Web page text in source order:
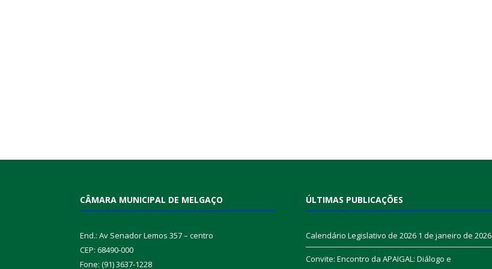
CÂMARA MUNICIPAL DE MELGAÇO
End.: Av Senador Lemos 357 – centro
CEP: 68490-000
Fone: (91) 3637-1228
ÚLTIMAS PUBLICAÇÕES
Calendário Legislativo de 2026 1 de janeiro de 2026
Convite: Encontro da APAIGAL: Diálogo e